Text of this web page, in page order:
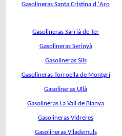
Gasolineras Santa Cristina d,'Aro
Gasolineras Sarrià de Ter
Gasolineras Serinyà
Gasolineras Sils
Gasolineras Torroella de Montgrí
Gasolineras Ullà
Gasolineras La Vall de Bianya
Gasolineras Vidreres
Gasolineras Vilademuls